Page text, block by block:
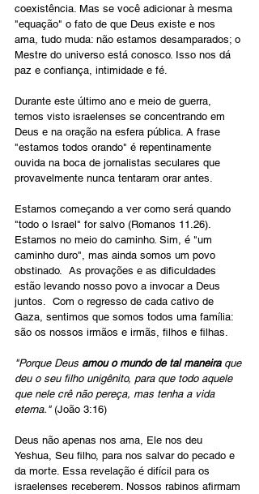
coexistência. Mas se você adicionar à mesma
"equação" o fato de que Deus existe e nos
ama, tudo muda: não estamos desamparados; o
Mestre do universo está conosco. Isso nos dá
paz e confiança, intimidade e fé.
Durante este último ano e meio de guerra,
temos visto israelenses se concentrando em
Deus e na oração na esfera pública. A frase
"estamos todos orando" é repentinamente
ouvida na boca de jornalistas seculares que
provavelmente nunca tentaram orar antes.
Estamos começando a ver como será quando
"todo o Israel" for salvo (Romanos 11.26).
Estamos no meio do caminho. Sim, é "um
caminho duro", mas ainda somos um povo
obstinado.  As provações e as dificuldades
estão levando nosso povo a invocar a Deus
juntos.  Com o regresso de cada cativo de
Gaza, sentimos que somos todos uma família:
são os nossos irmãos e irmãs, filhos e filhas.
"Porque Deus amou o mundo de tal maneira que
deu o seu filho unigênito, para que todo aquele
que nele crê não pereça, mas tenha a vida
eterna." (João 3:16)
Deus não apenas nos ama, Ele nos deu
Yeshua, Seu filho, para nos salvar do pecado e
da morte. Essa revelação é difícil para os
israelenses receberem. Nossos rabinos afirmam